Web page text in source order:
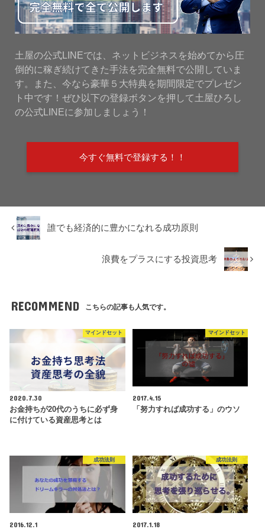
土屋の公式LINEでは、ネットビジネスを始めてから圧
倒的に稼ぎ続けてきた手法を完全無料で公開していま
す。また、今なら豪華５大特典を期間限定でプレゼン
ト中です！ぜひ以下の登録ボタンを押して土屋ひろし
の公式LINEに参加しましょう！
今すぐ無料で登録する！！
誰でも経済的に豊かになれる成功原則
浪費をプラスにする投資思考
RECOMMEND こちらの記事も人気です。
マインドセット
2020.7.30
お金持ちが20代のうちに必ず身
に付けている資産思考とは
マインドセット
2017.4.15
「努力すれば成功する」のウソ
成功法則
2016.12.1
成功法則
2017.1.18